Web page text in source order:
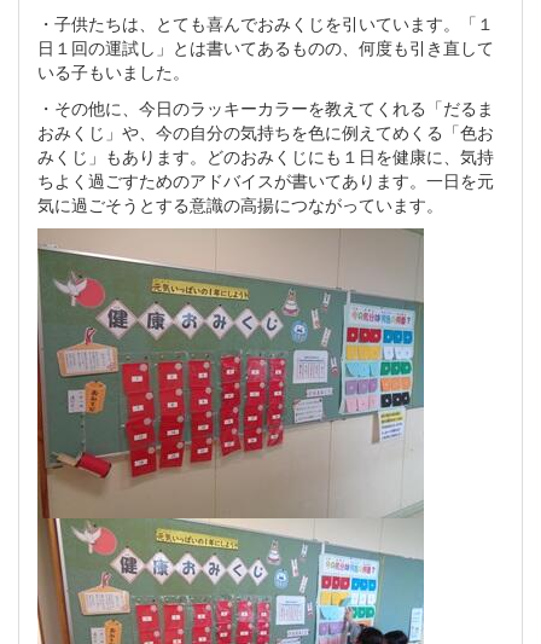
・子供たちは、とても喜んでおみくじを引いています。「１
日１回の運試し」とは書いてあるものの、何度も引き直して
いる子もいました。
・その他に、今日のラッキーカラーを教えてくれる「だるま
おみくじ」や、今の自分の気持ちを色に例えてめくる「色お
みくじ」もあります。どのおみくじにも１日を健康に、気持
ちよく過ごすためのアドバイスが書いてあります。一日を元
気に過ごそうとする意識の高揚につながっています。